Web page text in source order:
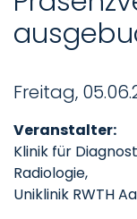
Freitag,
Veranstalter:
Klinik für
Radiologie,
Uniklinik RWTH